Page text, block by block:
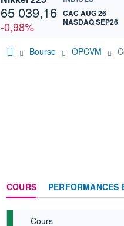
65 039,16
-0,98%
CAC AUG 26
NASDAQ SEP26
Bourse OPCVM
COURS PERFORMANCES
Cours